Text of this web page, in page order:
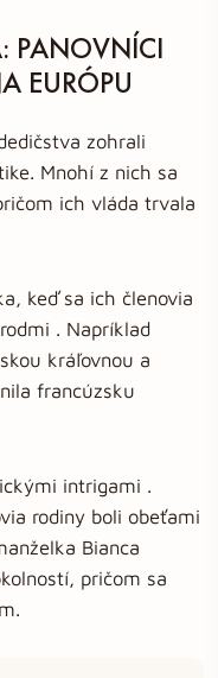
PANOVNÍCI
EURÓPU
zohrali
Mnohí z nich sa
ich vláda trvala
keď sa ich členovia
. Napríklad
kráľovnou a
francúzsku
intrigami .
rodiny boli obeťami
Bianca
pričom sa